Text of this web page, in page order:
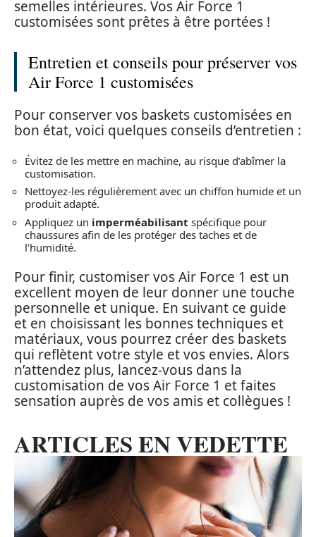
semelles intérieures. Vos Air Force 1
customisées sont prêtes à être portées !
Entretien et conseils pour préserver vos
Air Force 1 customisées
Pour conserver vos baskets customisées en
bon état, voici quelques conseils d’entretien :
Évitez de les mettre en machine, au risque d’abîmer la
customisation.
Nettoyez-les régulièrement avec un chiffon humide et un
produit adapté.
Appliquez un imperméabilisant spécifique pour
chaussures afin de les protéger des taches et de
l’humidité.
Pour finir, customiser vos Air Force 1 est un
excellent moyen de leur donner une touche
personnelle et unique. En suivant ce guide
et en choisissant les bonnes techniques et
matériaux, vous pourrez créer des baskets
qui reflètent votre style et vos envies. Alors
n’attendez plus, lancez-vous dans la
customisation de vos Air Force 1 et faites
sensation auprès de vos amis et collègues !
ARTICLES EN VEDETTE